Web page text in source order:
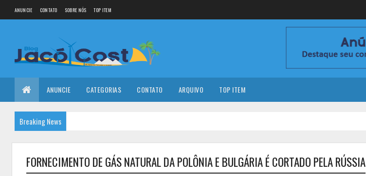
ANUNCIE CONTATO SOBRE NÓS TOP ITEM
ANUNCIE CATEGORIAS CONTATO ARQUIVO TOP ITEM
Breaking News
FORNECIMENTO DE GÁS NATURAL DA POLÔNIA E BULGÁRIA É CORTADO PELA RÚSSIA